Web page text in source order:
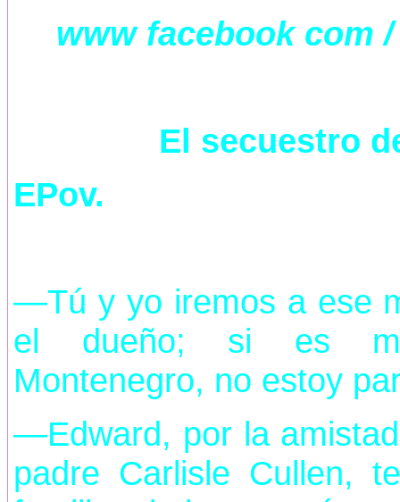
www facebook com
El secuestro
EPov.
—Tú y yo iremos a ese
el dueño; si es
Montenegro, no estoy
—Edward, por la
padre Carlisle Cullen,